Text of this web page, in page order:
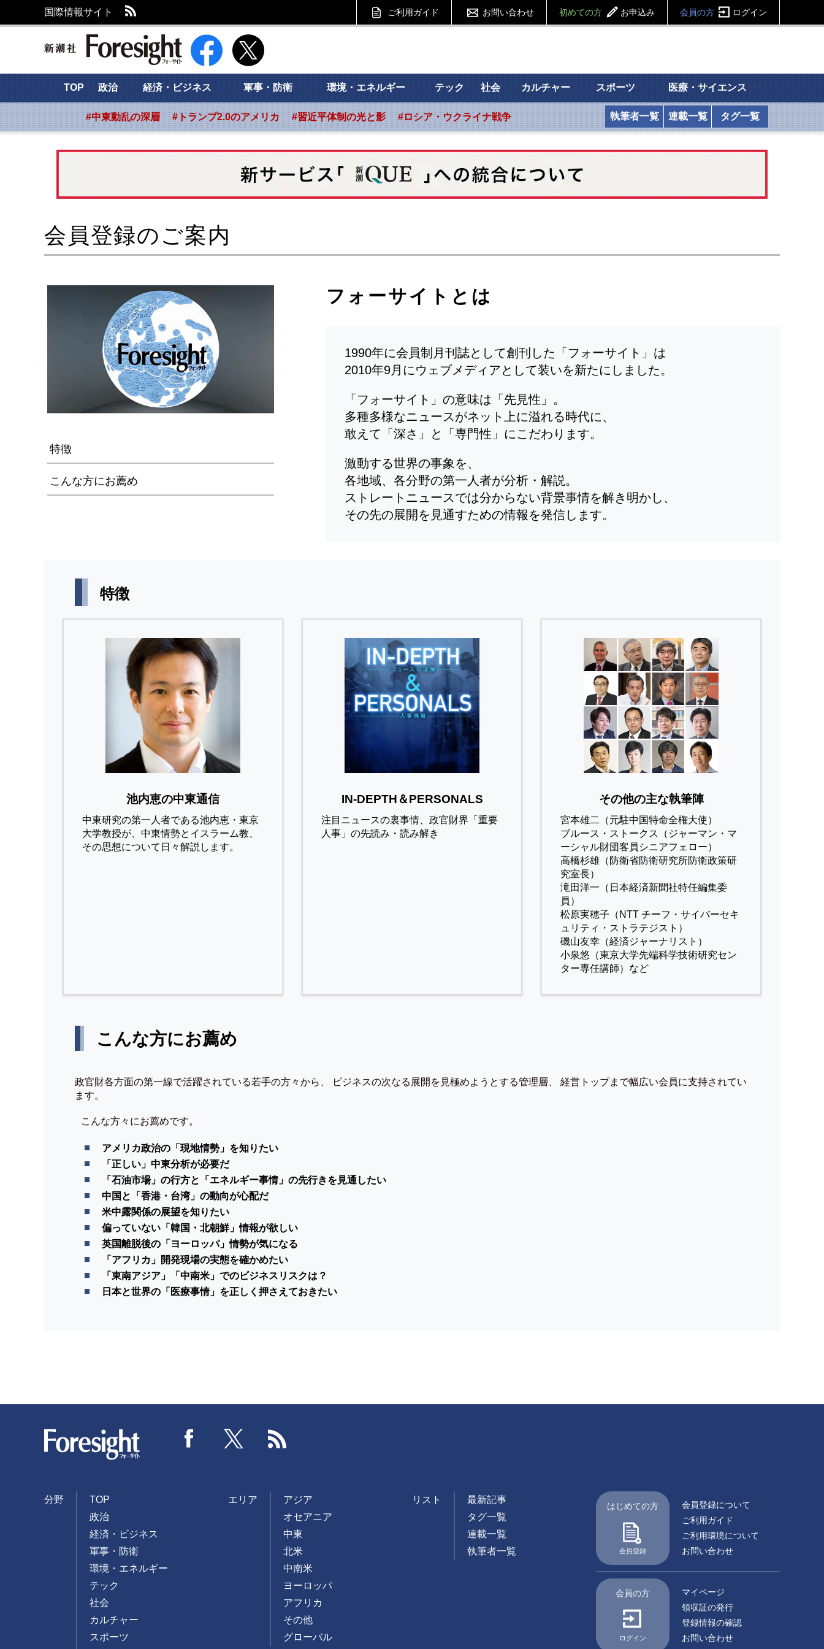
国際情報サイト ご利用ガイド お問い合わせ 初めての方 お申込み 会員の方 ログイン
新潮社 Foresight フォーサイト
TOP 政治 経済・ビジネス 軍事・防衛 環境・エネルギー テック 社会 カルチャー スポーツ 医療・サイエンス
#中東動乱の深層 #トランプ2.0のアメリカ #習近平体制の光と影 #ロシア・ウクライナ戦争 執筆者一覧 連載一覧 タグ一覧
会員登録のご案内
特徴
こんな方にお薦め
フォーサイトとは
1990年に会員制月刊誌として創刊した「フォーサイト」は
2010年9月にウェブメディアとして装いを新たにしました。
「フォーサイト」の意味は「先見性」。
多種多様なニュースがネット上に溢れる時代に、
敢えて「深さ」と「専門性」にこだわります。
激動する世界の事象を、
各地域、各分野の第一人者が分析・解説。
ストレートニュースでは分からない背景事情を解き明かし、
その先の展開を見通すための情報を発信します。
特徴
池内恵の中東通信
中東研究の第⼀⼈者である池内恵・東京
⼤学教授が、中東情勢とイスラーム教、
その思想について⽇々解説します。
IN-DEPTH＆PERSONALS
注目ニュースの裏事情、政官財界「重要
人事」の先読み・読み解き
その他の主な執筆陣
宮本雄二（元駐中国特命全権大使）
ブルース・ストークス（ジャーマン・マ
ーシャル財団客員シニアフェロー）
高橋杉雄（防衛省防衛研究所防衛政策研
究室長）
滝田洋一（日本経済新聞社特任編集委
員）
松原実穂子（NTT チーフ・サイバーセキ
ュリティ・ストラテジスト）
磯山友幸（経済ジャーナリスト）
小泉悠（東京大学先端科学技術研究セン
ター専任講師）など
こんな方にお薦め
政官財各方面の第一線で活躍されている若手の方々から、 ビジネスの次なる展開を見極めようとする管理層、 経営トップまで幅広い会員に支持されてい
ます。
こんな方々にお薦めです。
アメリカ政治の「現地情勢」を知りたい
「正しい」中東分析が必要だ
「石油市場」の行方と「エネルギー事情」の先行きを見通したい
中国と「香港・台湾」の動向が心配だ
米中露関係の展望を知りたい
偏っていない「韓国・北朝鮮」情報が欲しい
英国離脱後の「ヨーロッパ」情勢が気になる
「アフリカ」開発現場の実態を確かめたい
「東南アジア」「中南米」でのビジネスリスクは？
日本と世界の「医療事情」を正しく押さえておきたい
Facebook Twitter
分野
TOP
政治
経済・ビジネス
軍事・防衛
環境・エネルギー
テック
社会
カルチャー
スポーツ
エリア
アジア
オセアニア
中東
北米
中南米
ヨーロッパ
アフリカ
その他
グローバル
リスト
最新記事
タグ一覧
連載一覧
執筆者一覧
はじめての方
会員登録
会員登録について
ご利用ガイド
ご利用環境について
お問い合わせ
会員の方
ログイン
マイページ
領収証の発行
登録情報の確認
お問い合わせ